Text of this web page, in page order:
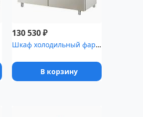
130 530₽
Шкаф холодильный фармацевтический Polair ШХФ-1,0 с металлической ...
В корзину